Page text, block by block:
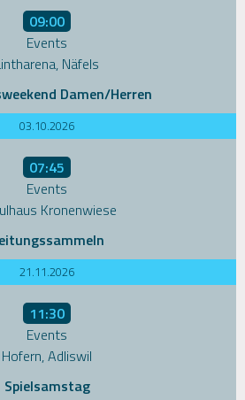
09:00
Events
Näfels
Damen/Herren
03.10.2026
07:45
Events
Kronenwiese
21.11.2026
11:30
Events
Hofern, Adliswil
Spielsamstag